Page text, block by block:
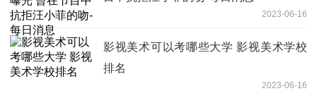
2023-06-16
影视美术可以考哪些大学 影视美术学校
排名
2023-06-16